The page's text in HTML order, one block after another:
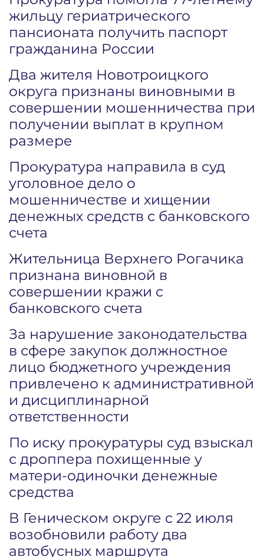
жильцу гериатрического
пансионата получить паспорт
гражданина России
Два жителя Новотроицкого
округа признаны виновными в
совершении мошенничества при
получении выплат в крупном
размере
Прокуратура направила в суд
уголовное дело о
мошенничестве и хищении
денежных средств с банковского
счета
Жительница Верхнего Рогачика
признана виновной в
совершении кражи с
банковского счета
За нарушение законодательства
в сфере закупок должностное
лицо бюджетного учреждения
привлечено к административной
и дисциплинарной
ответственности
По иску прокуратуры суд взыскал
с дроппера похищенные у
матери-одиночки денежные
средства
В Геническом округе с 22 июля
возобновили работу два
автобусных маршрута